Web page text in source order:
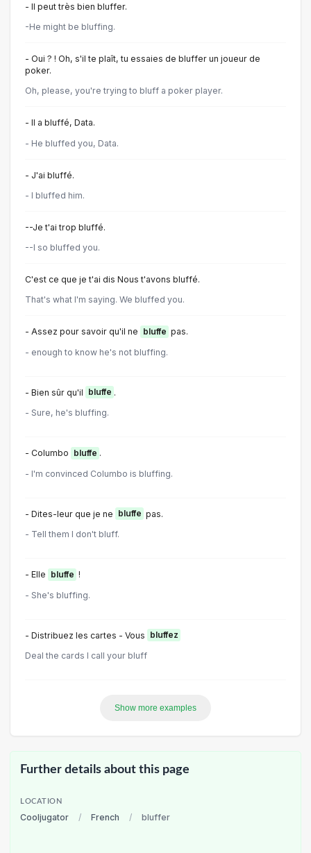
- Il peut très bien bluffer.
-He might be bluffing.
- Oui ? ! Oh, s'il te plaît, tu essaies de bluffer un joueur de
poker.
Oh, please, you're trying to bluff a poker player.
- Il a bluffé, Data.
- He bluffed you, Data.
- J'ai bluffé.
- I bluffed him.
--Je t'ai trop bluffé.
--I so bluffed you.
C'est ce que je t'ai dis Nous t'avons bluffé.
That's what I'm saying. We bluffed you.
- Assez pour savoir qu'il ne bluffe pas.
- enough to know he's not bluffing.
- Bien sûr qu'il bluffe .
- Sure, he's bluffing.
- Columbo bluffe .
- I'm convinced Columbo is bluffing.
- Dites-leur que je ne bluffe pas.
- Tell them I don't bluff.
- Elle bluffe !
- She's bluffing.
- Distribuez les cartes - Vous
bluffez
Deal the cards I call your bluff
Show more examples
Further details about this page
LOCATION
Cooljugator / French / bluffer